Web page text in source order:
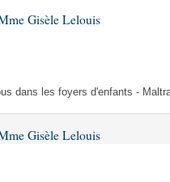
Gisèle Lelouis
dans les foyers d'enfants -
Gisèle Lelouis